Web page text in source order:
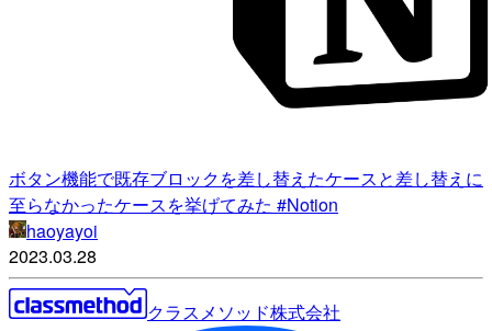
ボタン機能で既存ブロックを差し替えたケースと差し替えに
至らなかったケースを挙げてみた #Notion
haoyayoi
2023.03.28
クラスメソッド株式会社